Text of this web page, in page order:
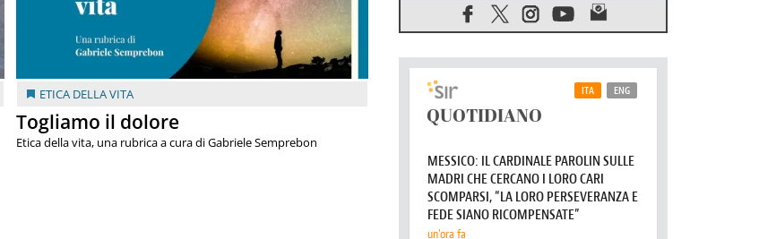
ETICA DELLA VITA
Togliamo il dolore
Etica della vita, una rubrica a cura di Gabriele Semprebon
Leone XIV: la rivoluzione del
Vangelo abbatte i muri che
separano gli esseri umani
06.08.2026
Fra Marco Vianelli: alla scuola di
san Francesco per imparare il
06.08.2026
mondiale
06.08.2026
Il Papa con i giovani ad Assisi:
costruire la civiltà dell'amore non